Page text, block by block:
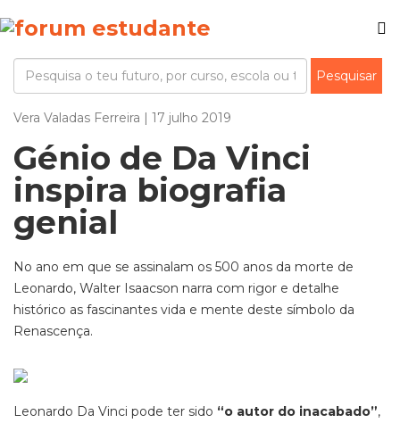
Vera Valadas Ferreira | 17 julho 2019
Génio de Da Vinci
inspira biografia
genial
No ano em que se assinalam os 500 anos da morte de
Leonardo, Walter Isaacson narra com rigor e detalhe
histórico as fascinantes vida e mente deste símbolo da
Renascença.
Leonardo Da Vinci pode ter sido “o autor do inacabado”,